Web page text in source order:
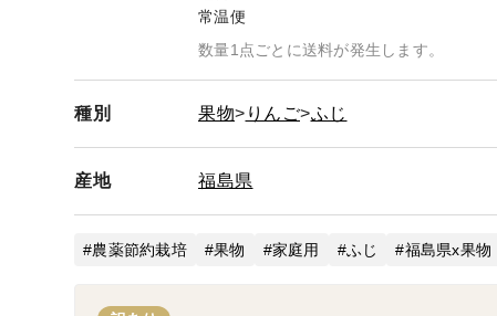
常温便
数量1点ごとに送料が発生します。
種別 果物 りんご ふじ
産地 福島県
農薬節約栽培 果物 家庭用 ふじ 福島県x果物